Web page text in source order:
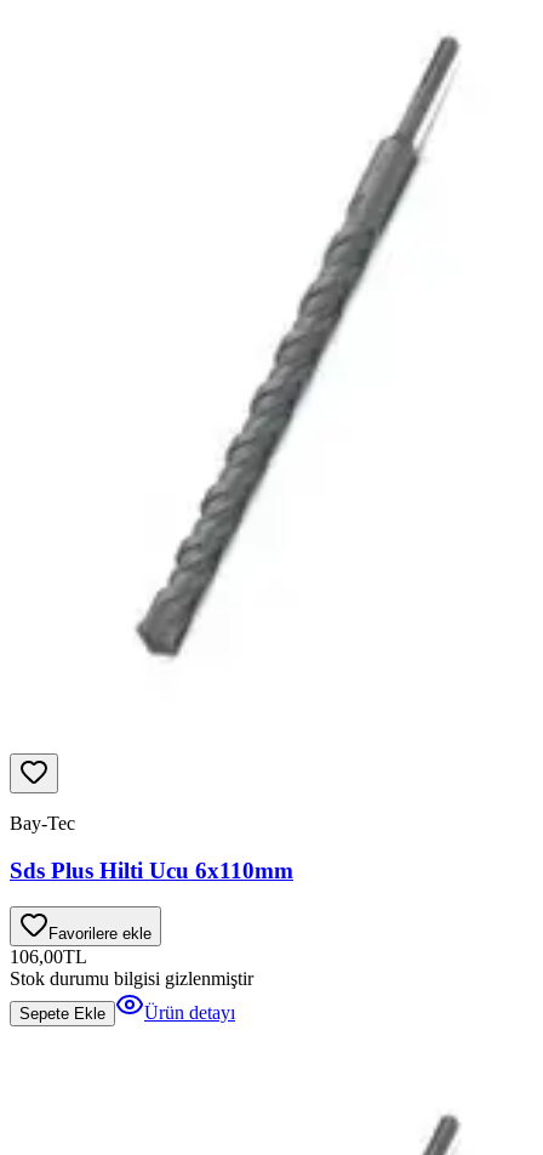
Bay-Tec
Sds Plus Hilti Ucu 6x110mm
Favorilere ekle
106,00TL
Stok durumu bilgisi gizlenmiştir
Sepete Ekle Ürün detayı